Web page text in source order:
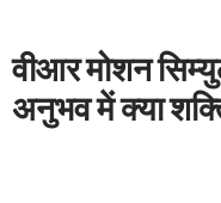
वीआर मोशन
अनुभव में क्या